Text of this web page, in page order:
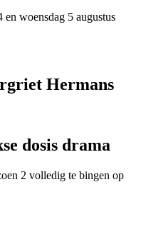
woensdag 5 augustus
Hermans
dosis drama
2 volledig te bingen op